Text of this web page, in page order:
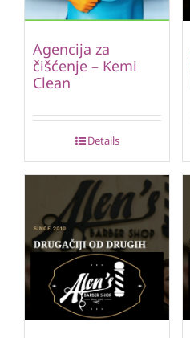
Agencija za
čišćenje – Kemi
Clean
Details